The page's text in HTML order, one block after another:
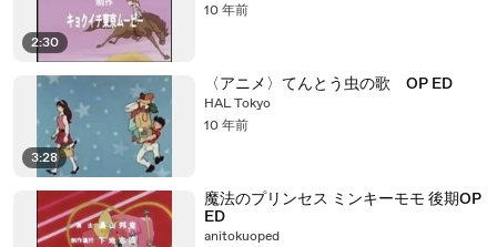
2:30
10 年前
3:28
〈アニメ〉てんとう虫の歌 OP ED
HAL Tokyo
10 年前
魔法のプリンセス ミンキーモモ 後期OP
ED
anitokuoped